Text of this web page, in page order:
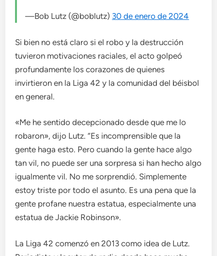
—Bob Lutz (@boblutz) 30 de enero de 2024
Si bien no está claro si el robo y la destrucción
tuvieron motivaciones raciales, el acto golpeó
profundamente los corazones de quienes
invirtieron en la Liga 42 y la comunidad del béisbol
en general.
«Me he sentido decepcionado desde que me lo
robaron», dijo Lutz. “Es incomprensible que la
gente haga esto. Pero cuando la gente hace algo
tan vil, no puede ser una sorpresa si han hecho algo
igualmente vil. No me sorprendió. Simplemente
estoy triste por todo el asunto. Es una pena que la
gente profane nuestra estatua, especialmente una
estatua de Jackie Robinson».
La Liga 42 comenzó en 2013 como idea de Lutz.